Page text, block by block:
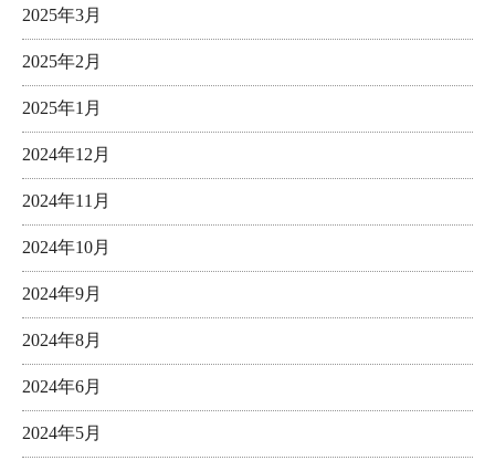
2025年3月
2025年2月
2025年1月
2024年12月
2024年11月
2024年10月
2024年9月
2024年8月
2024年6月
2024年5月